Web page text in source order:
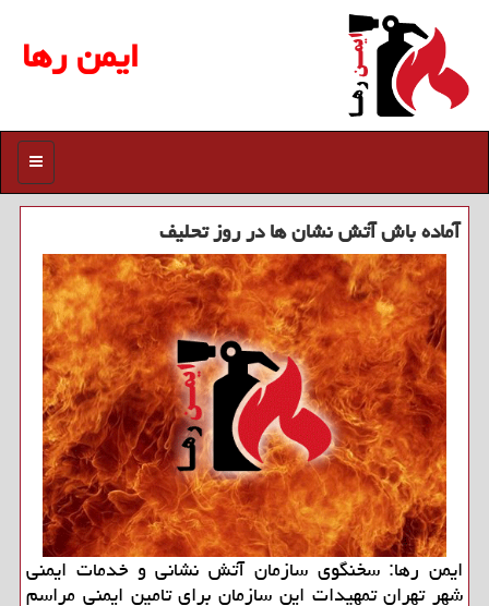
ایمن رها
منو
آماده باش آتش نشان ها در روز تحلیف
ایمن رها: سخنگوی سازمان آتش نشانی و خدمات ایمنی
شهر تهران تمهیدات این سازمان برای تامین ایمنی مراسم